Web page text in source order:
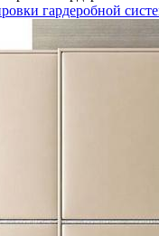
гардеробной